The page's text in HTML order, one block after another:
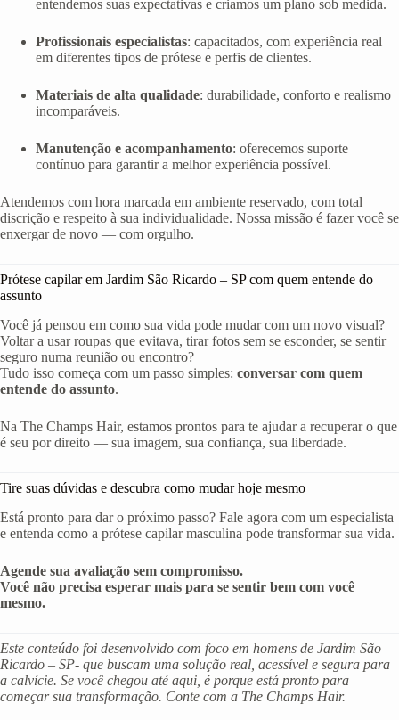
entendemos suas expectativas e criamos um plano sob medida.
Profissionais especialistas: capacitados, com experiência real
em diferentes tipos de prótese e perfis de clientes.
Materiais de alta qualidade: durabilidade, conforto e realismo
incomparáveis.
Manutenção e acompanhamento: oferecemos suporte
contínuo para garantir a melhor experiência possível.
Atendemos com hora marcada em ambiente reservado, com total
discrição e respeito à sua individualidade. Nossa missão é fazer você se
enxergar de novo — com orgulho.
Prótese capilar em Jardim São Ricardo – SP com quem entende do
assunto
Você já pensou em como sua vida pode mudar com um novo visual?
Voltar a usar roupas que evitava, tirar fotos sem se esconder, se sentir
seguro numa reunião ou encontro?
Tudo isso começa com um passo simples: conversar com quem
entende do assunto.
Na The Champs Hair, estamos prontos para te ajudar a recuperar o que
é seu por direito — sua imagem, sua confiança, sua liberdade.
Tire suas dúvidas e descubra como mudar hoje mesmo
Está pronto para dar o próximo passo? Fale agora com um especialista
e entenda como a prótese capilar masculina pode transformar sua vida.
Agende sua avaliação sem compromisso.
Você não precisa esperar mais para se sentir bem com você
mesmo.
Este conteúdo foi desenvolvido com foco em homens de Jardim São
Ricardo – SP- que buscam uma solução real, acessível e segura para
a calvície. Se você chegou até aqui, é porque está pronto para
começar sua transformação. Conte com a The Champs Hair.